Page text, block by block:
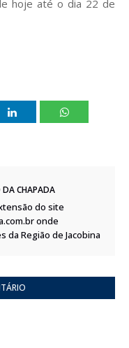
hoje até o dia 22 de
DA CHAPADA
do site
onde
Região de Jacobina